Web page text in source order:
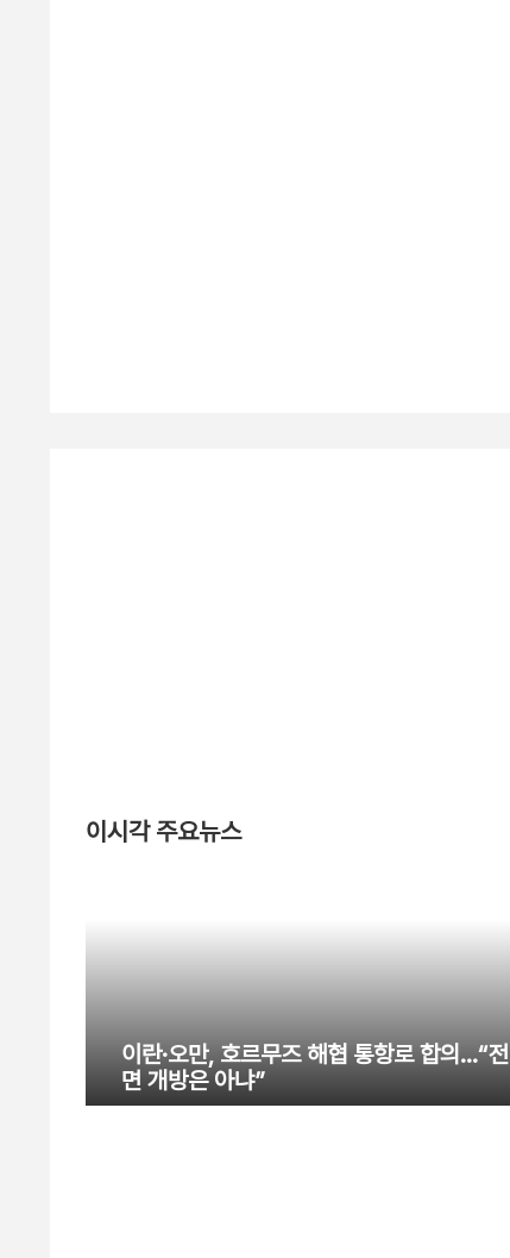
이시각 주요뉴스
이란·오만, 호르무즈 해협 통항로 합의…“전
면 개방은 아냐”